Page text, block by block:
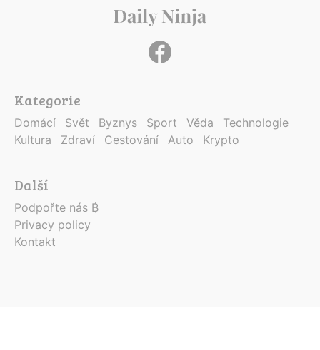
Kategorie
Domácí Svět Byznys Sport Věda
Technologie
Kultura
Zdraví Cestování Auto Krypto
Další
Podpořte nás ₿
Privacy policy
Kontakt